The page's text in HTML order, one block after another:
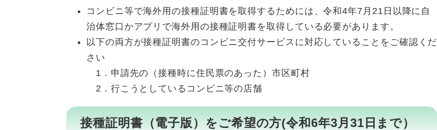
コンビニ等で海外用の接種証明書を取得するためには、令和4年7月21日以降に自
治体窓口かアプリで海外用の接種証明書を取得している必要があります。
以下の両方が接種証明書のコンビニ交付サービスに対応していることをご確認くだ
さい
1．申請先の（接種時に住民票のあった）市区町村
2．行こうとしているコンビニ等の店舗
接種証明書（電子版）をご希望の方(令和6年3月31日まで）